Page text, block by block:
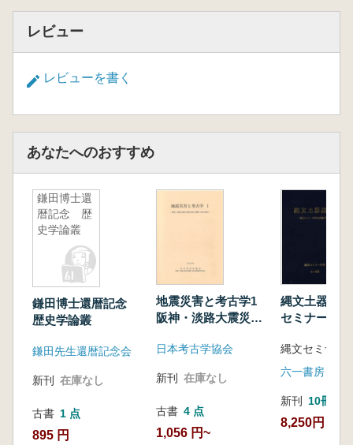
堀口健弐 近世城郭の縄張り形式 分類と変遷を
中心に
山崎敏昭 大本山妙心寺の惣構 近世初頭の妙心
湯本 整 池山古墳と三室戸寺
平山明寿 遠江国井伊郷における近世墓の一例
H家の場合
山田邦和 『大和国山陵図』について
佐伯英樹・曽羽由美子 古墳と小字地名
岡田圭司 地震津波碑の研究 徳島県海部郡に
所在する大岩の歴史的位置付け
髙橋 学 史跡の保存と活用について 大宰府
関連史跡を例として
青木昭和 景気動向と埋蔵文化財調査組織につ
いての一考察
レビュー
レビューを書く
あなたへのおすすめ
鎌田博士還
暦記念 歴
史学論叢
鎌田博士還暦記念
歴史学論叢
鎌田先生還暦記念会
新刊 在庫なし
古書 1 点
895 円
地震災害と考古学1
阪神・淡路大震災の
取り組み
日本考古学協会
新刊 在庫なし
古書 4 点
1,056 円~
縄文土器論
セミナーの
縄文セミナ
六一書房
新刊 10冊以上
8,250円